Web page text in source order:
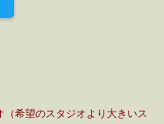
希望のスタジオより大きいス